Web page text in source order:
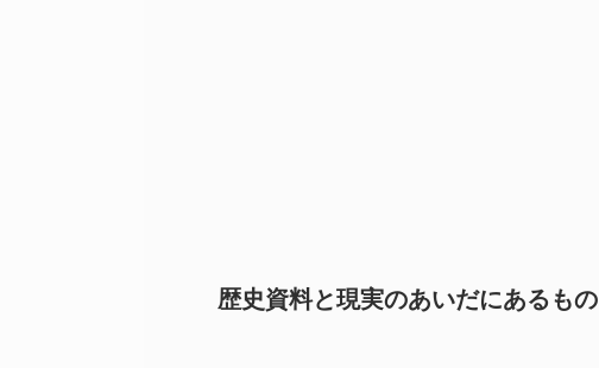
歴史資料と現実のあいだにあるもの